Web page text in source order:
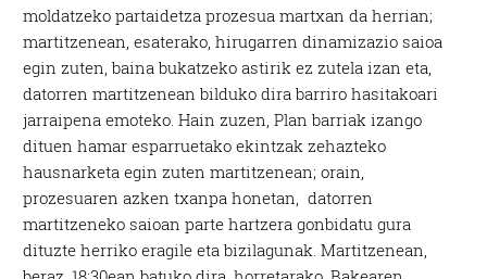
moldatzeko partaidetza prozesua martxan da herrian;
martitzenean, esaterako, hirugarren dinamizazio saioa
egin zuten, baina bukatzeko astirik ez zutela izan eta,
datorren martitzenean bilduko dira barriro hasitakoari
jarraipena emoteko. Hain zuzen, Plan barriak izango
dituen hamar esparruetako ekintzak zehazteko
hausnarketa egin zuten martitzenean; orain,
prozesuaren azken txanpa honetan, datorren
martitzeneko saioan parte hartzera gonbidatu gura
dituzte herriko eragile eta bizilagunak. Martitzenean,